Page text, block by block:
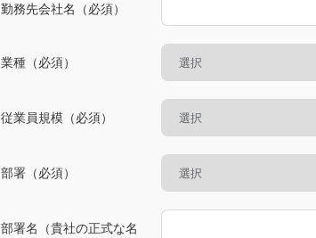
勤務先会社名（必須）
業種（必須）
従業員規模（必須）
部署（必須）
部署名（貴社の正式な名